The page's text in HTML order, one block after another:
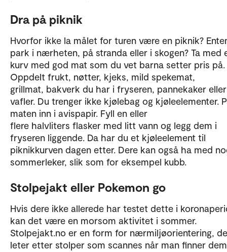
Dra på piknik
Hvorfor ikke la målet for turen være en piknik?
park i nærheten, på stranda eller i skogen? Ta med
kurv med god mat som du vet barna setter pris på.
Oppdelt frukt, nøtter, kjeks, mild spekemat,
grillmat, bakverk du har i fryseren, pannekaker eller
vafler. Du trenger ikke kjølebag og kjøleelementer.
maten inn i avispapir. Fyll en eller
flere halvliters flasker med litt vann og legg dem i
fryseren liggende. Da har du et kjøleelement til
piknikkurven dagen etter. Dere kan også ha med
sommerleker, slik som for eksempel kubb.
Stolpejakt eller Pokemon go
Hvis dere ikke allerede har testet dette i
kan det være en morsom aktivitet i sommer.
Stolpejakt.no er en form for nærmiljøorientering,
leter etter stolper som scannes når man finner